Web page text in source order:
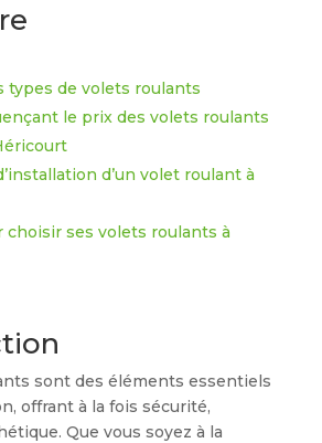
types de volets roulants
le prix des volets roulants
d’un volet roulant à
choisir ses volets roulants à
sont des éléments essentiels
offrant à la fois sécurité,
Que vous soyez à la